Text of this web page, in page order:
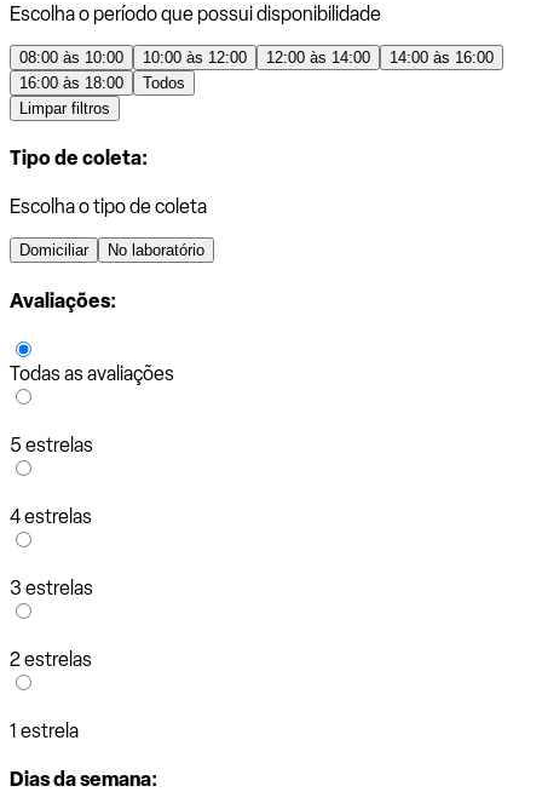
Escolha o período que possui disponibilidade
08:00 às 10:00 10:00 às 12:00 12:00 às 14:00
14:00 às 16:00
16:00 às 18:00
Todos
Limpar filtros
Tipo de coleta:
Escolha o tipo de coleta
Domiciliar No laboratório
Avaliações:
Todas as avaliações
5 estrelas
4 estrelas
3 estrelas
2 estrelas
1 estrela
Dias da semana: